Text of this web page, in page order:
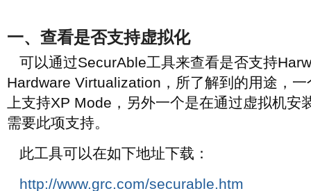
一、查看是否支持虚拟化
可以通过SecurAble工具来查看是否支持
Hardware Virtualization，所了解到的用途，
上支持XP Mode，另外一个是在通过虚拟机安
需要此项支持。
此工具可以在如下地址下载：
http://www.grc.com/securable.htm